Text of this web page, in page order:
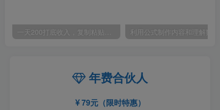
一天200打底收入，复制粘贴即可，一个适合任何人的项目！
年费合伙人
79元（限时特惠）